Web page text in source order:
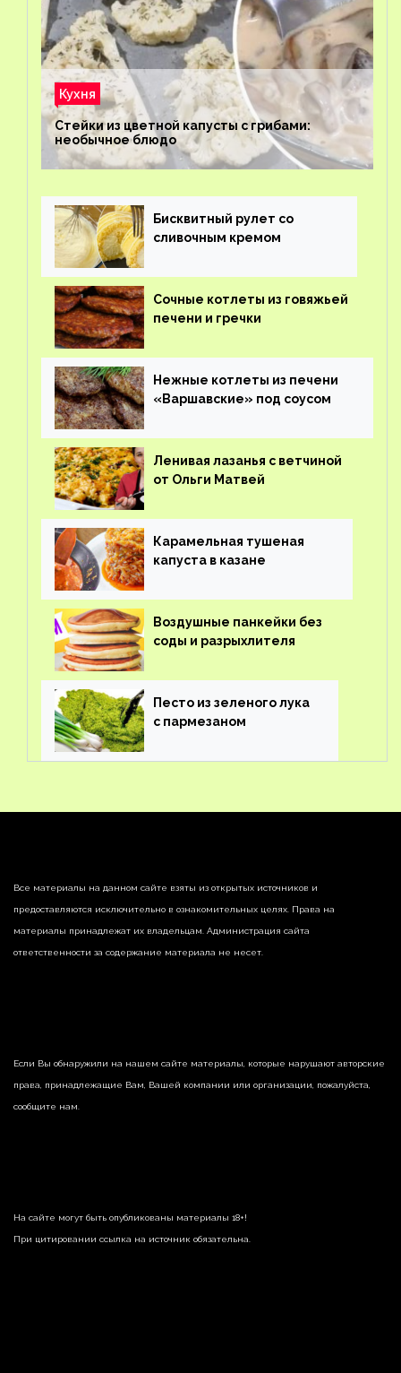
Кухня
Стейки из цветной капусты с грибами:
необычное блюдо
Бисквитный рулет со
сливочным кремом
Сочные котлеты из говяжьей
печени и гречки
Нежные котлеты из печени
«Варшавские» под соусом
Ленивая лазанья с ветчиной
от Ольги Матвей
Карамельная тушеная
капуста в казане
Воздушные панкейки без
соды и разрыхлителя
Песто из зеленого лука
с пармезаном
Все материалы на данном сайте взяты из открытых источников и
предоставляются исключительно в ознакомительных целях. Права на
материалы принадлежат их владельцам. Администрация сайта
ответственности за содержание материала не несет.
Если Вы обнаружили на нашем сайте материалы, которые нарушают авторские
права, принадлежащие Вам, Вашей компании или организации, пожалуйста,
сообщите нам.
На сайте могут быть опубликованы материалы 18+!
При цитировании ссылка на источник обязательна.